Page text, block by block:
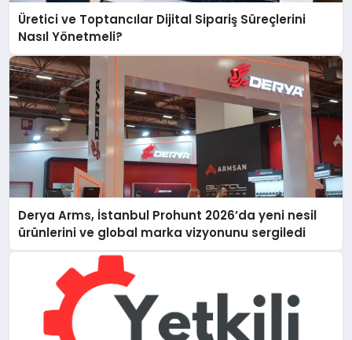
Üretici ve Toptancılar Dijital Sipariş Süreçlerini
Nasıl Yönetmeli?
Derya Arms, İstanbul Prohunt 2026’da yeni nesil
ürünlerini ve global marka vizyonunu sergiledi